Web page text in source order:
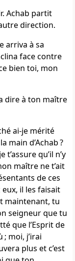
Achab partit
direction.
arriva à sa
face contre
bien toi, mon
dire à ton maître
ai-je mérité
main d’Achab ?
qu’il n’y
maître ne t’ait
de ces
eux, il les faisait
maintenant, tu
seigneur que tu
que l’Esprit de
moi, j’irai
plus et c’est